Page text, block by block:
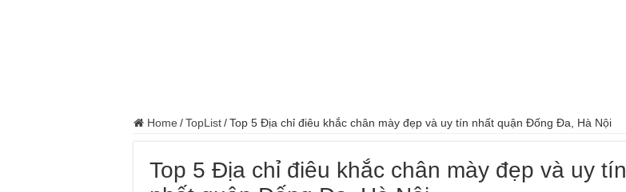
Home /TopList/Top 5 Địa chỉ điêu khắc chân mày đẹp và uy tín nhất quận Đống Đa, Hà Nội
Top 5 Địa chỉ điêu khắc chân mày đẹp và uy tín